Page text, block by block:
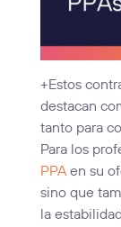
+Estos
destacan
tanto para
Para los
PPAen su
sino que
la